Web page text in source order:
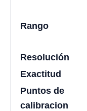
Rango
Resolución
Exactitud
Puntos de
calibracion